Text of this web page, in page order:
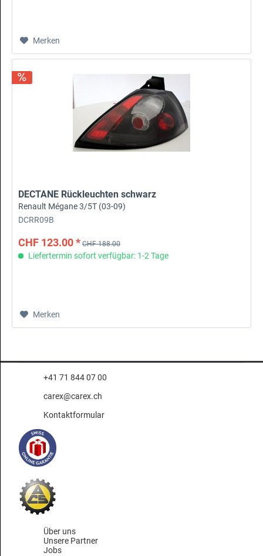
Merken
DECTANE Rückleuchten schwarz
Renault Mégane 3/5T (03-09)
DCRR09B
CHF 123.00 * CHF 188.00
Liefertermin sofort verfügbar: 1-2 Tage
Merken
+41 71 844 07 00
carex@carex.ch
Kontaktformular
Über uns
Unsere Partner
Jobs